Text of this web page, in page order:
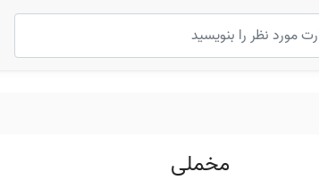
مخملی